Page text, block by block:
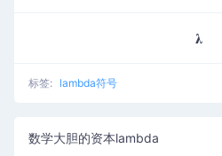
𝛌
标签: lambda符号
数学大胆的资本lambda